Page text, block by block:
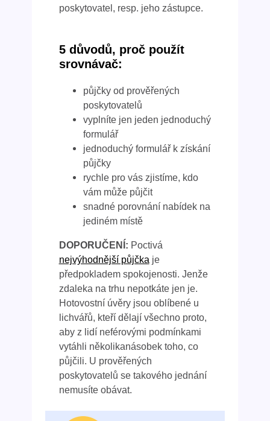
poskytovatel, resp. jeho zástupce.
5 důvodů, proč použít
srovnávač:
půjčky od prověřených
poskytovatelů
vyplníte jen jeden jednoduchý
formulář
jednoduchý formulář k získání
půjčky
rychle pro vás zjistíme, kdo
vám může půjčit
snadné porovnání nabídek na
jediném místě
DOPORUČENÍ: Poctivá
nejvýhodnější půjčka je
předpokladem spokojenosti. Jenže
zdaleka na trhu nepotkáte jen je.
Hotovostní úvěry jsou oblíbené u
lichvářů, kteří dělají všechno proto,
aby z lidí neférovými podmínkami
vytáhli několikanásobek toho, co
půjčili. U prověřených
poskytovatelů se takového jednání
nemusíte obávat.